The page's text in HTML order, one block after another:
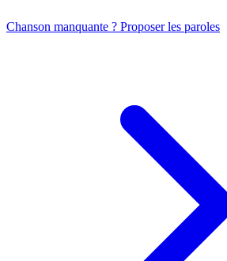
Chanson manquante ? Proposer les paroles